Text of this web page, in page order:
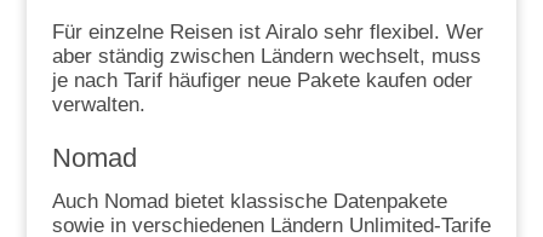
Für einzelne Reisen ist Airalo sehr flexibel. Wer
aber ständig zwischen Ländern wechselt, muss
je nach Tarif häufiger neue Pakete kaufen oder
verwalten.
Nomad
Auch Nomad bietet klassische Datenpakete
sowie in verschiedenen Ländern Unlimited-Tarife